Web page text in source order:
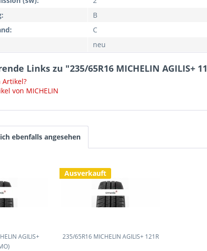
B
C
neu
Links zu "235/65R16 MICHELIN AGILIS+
Artikel?
von MICHELIN
ebenfalls angesehen
AGILIS+
Ausverkauft
235/65R16 MICHELIN AGILIS+ 121R